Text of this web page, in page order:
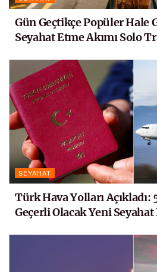
Gün Geçtikçe Popüler Hale
Seyahat Etme Akımı Solo
SEYAHAT
Türk Hava Yolları Açıkladı:
Geçerli Olacak Yeni